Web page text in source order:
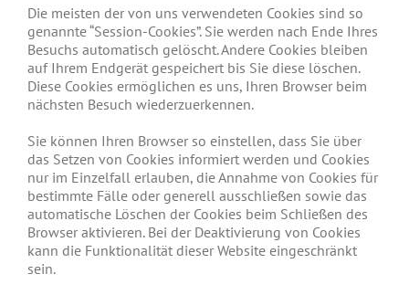
Die meisten der von uns verwendeten Cookies sind so
genannte “Session-Cookies”. Sie werden nach Ende Ihres
Besuchs automatisch gelöscht. Andere Cookies bleiben
auf Ihrem Endgerät gespeichert bis Sie diese löschen.
Diese Cookies ermöglichen es uns, Ihren Browser beim
nächsten Besuch wiederzuerkennen.
Sie können Ihren Browser so einstellen, dass Sie über
das Setzen von Cookies informiert werden und Cookies
nur im Einzelfall erlauben, die Annahme von Cookies für
bestimmte Fälle oder generell ausschließen sowie das
automatische Löschen der Cookies beim Schließen des
Browser aktivieren. Bei der Deaktivierung von Cookies
kann die Funktionalität dieser Website eingeschränkt
sein.